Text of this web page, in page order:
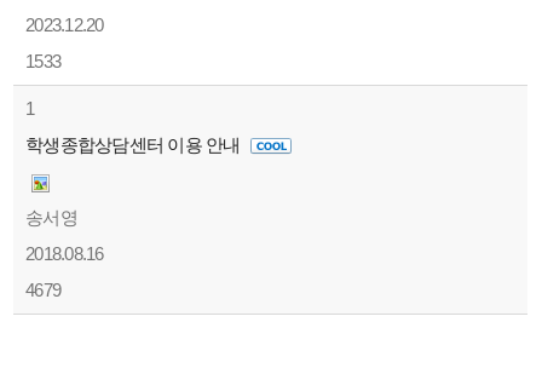
2023.12.20
1533
1
학생종합상담센터 이용 안내
송서영
2018.08.16
4679